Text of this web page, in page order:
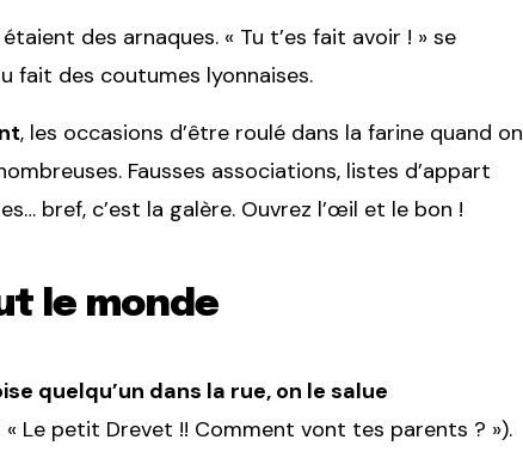
des arnaques. « Tu t’es fait avoir ! » se
fait des coutumes lyonnaises.
, les occasions d’être roulé dans la farine quand on
Fausses associations, listes d’appart
bref, c’est la galère. Ouvrez l’œil et le bon !
le monde
quelqu’un dans la rue, on le salue
Le petit Drevet !! Comment vont tes parents ? »).